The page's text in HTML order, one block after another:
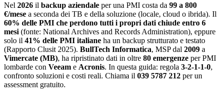
Nel 2026 il backup aziendale per una PMI costa da 99 a 800
€/mese a seconda dei TB e della soluzione (locale, cloud o ibrida). Il
60% delle PMI che perdono tutti i propri dati chiude entro 6
mesi (fonte: National Archives and Records Administration), eppure
solo il 41% delle PMI italiane ha un backup strutturato e testato
(Rapporto Clusit 2025). BullTech Informatica, MSP dal 2009 a
Vimercate (MB), ha ripristinato dati in oltre 80 emergenze per PMI
lombarde con Veeam e Acronis. In questa guida: regola 3-2-1-1-0,
confronto soluzioni e costi reali. Chiama il 039 5787 212 per un
assessment gratuito.